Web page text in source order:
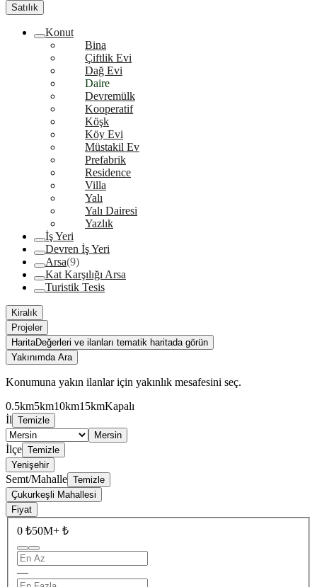
Satılık
Konut
Bina
Çiftlik Evi
Dağ Evi
Daire
Devremülk
Kooperatif
Köşk
Köy Evi
Müstakil Ev
Prefabrik
Residence
Villa
Yalı
Yalı Dairesi
Yazlık
İş Yeri
Devren İş Yeri
Arsa(9)
Kat Karşılığı Arsa
Turistik Tesis
Kiralık
Projeler
HaritaDeğerleri ve ilanları tematik haritada görün
Yakınımda Ara
Konumuna yakın ilanlar için yakınlık mesafesini seç.
0.5km5km10km15kmKapalı
İl Temizle
Mersin
İlçe Temizle
Yenişehir
Semt/Mahalle Temizle
Çukurkeşli Mahallesi
Fiyat
0 ₺50M+ ₺
—